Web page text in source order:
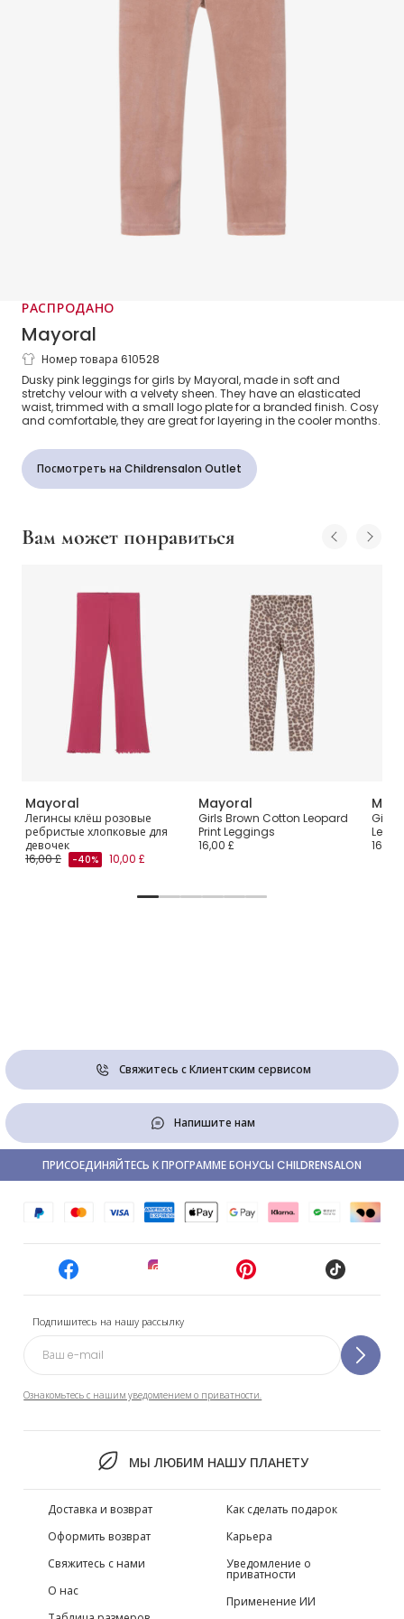
РАСПРОДАНО
Mayoral
Girls Dusky Pink Velour Leggings
Номер товара 610528
Dusky pink leggings for girls by Mayoral, made in soft and
stretchy velour with a velvety sheen. They have an elasticated
waist, trimmed with a small logo plate for a branded finish. Cosy
and comfortable, they are great for layering in the cooler months.
Посмотреть на Childrensalon Outlet
Вам может понравиться
Mayoral
Легинсы клёш розовые
ребристые хлопковые для
девочек
16,00 £
-40% 10,00 £
Mayoral
Girls Brown Cotton Leopard
Print Leggings
16,00 £
Girls
16,00
Свяжитесь с Клиентским сервисом
Напишите нам
Подпишитесь на нашу рассылку
Ознакомьтесь с нашим уведомлением о приватности.
МЫ ЛЮБИМ НАШУ ПЛАНЕТУ
ПРИСОЕДИНЯЙТЕСЬ К ПРОГРАММЕ БОНУСЫ CHILDRENSALON
Доставка и возврат
Оформить возврат
Свяжитесь с нами
О нас
Как сделать подарок
Карьера
Уведомление о
приватности
Применение ИИ